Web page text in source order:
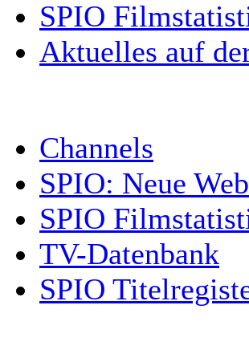
SPIO
Aktuelles auf
Channels
SPIO: Neue
SPIO
TV-Datenbank
SPIO